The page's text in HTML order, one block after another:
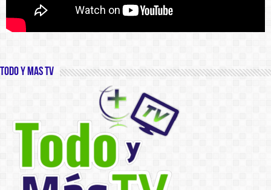
Todo y Mas TV